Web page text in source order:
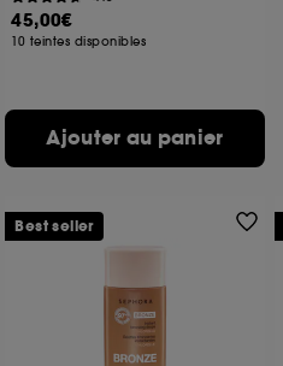
45,00€
10 teintes disponibles
Ajouter au panier
Best seller